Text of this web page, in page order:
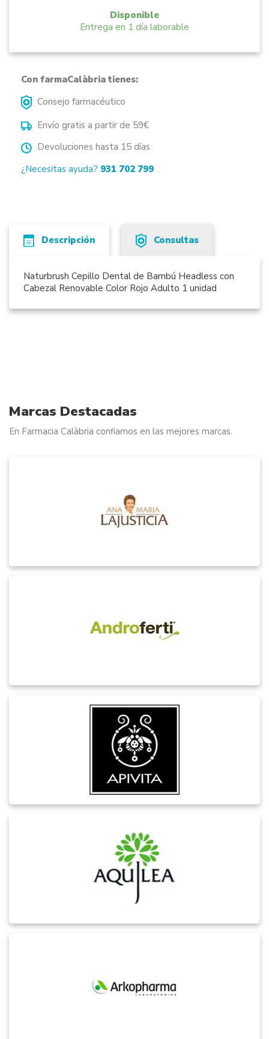
Disponible
Entrega en 1 día laborable
Con farmaCalàbria tienes:
Consejo farmacéutico
Envío gratis a partir de 59€
Devoluciones hasta 15 días
¿Necesitas ayuda? 931 702 799
Descripción Consultas
Naturbrush Cepillo Dental de Bambú Headless con
Cabezal Renovable Color Rojo Adulto 1 unidad
Marcas Destacadas
En Farmacia Calàbria confiamos en las mejores marcas.